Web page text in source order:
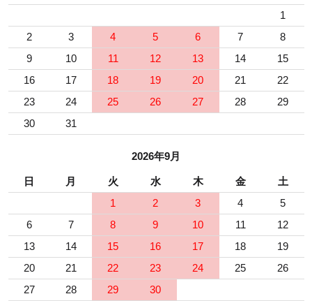
1
2
3 4 5 6 7
8
9
10 11 12 13 14
15
16
17 18 19 20 21
22
23
24 25 26 27 28
29
30
31
2026年9月
日 月 火 水 木 金
土
1
2 3 4
5
6
7 8 9 10 11
12
13
14 15 16 17 18
19
20
21 22 23 24 25
26
27
28 29 30